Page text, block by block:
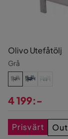
Olivo Utefåtölj
Grå
4 199:-
Prisvärt